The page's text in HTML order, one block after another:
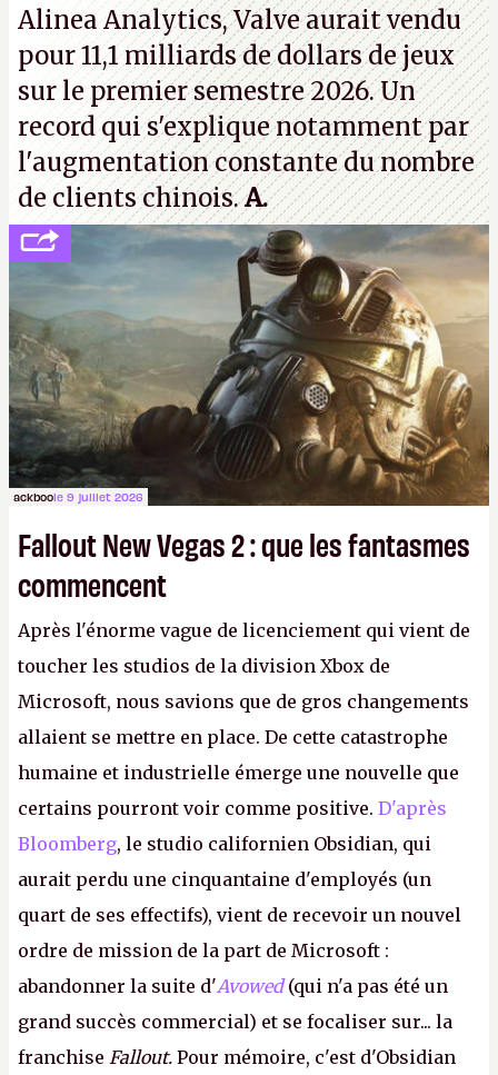
Alinea Analytics, Valve aurait vendu
pour 11,1 milliards de dollars de jeux
sur le premier semestre 2026. Un
record qui s'explique notamment par
l'augmentation constante du nombre
de clients chinois.A.
ackboole 9 juillet 2026
Fallout New Vegas 2 : que les fantasmes
commencent
Après l'énorme vague de licenciement qui vient de
toucher les studios de la division Xbox de
Microsoft, nous savions que de gros changements
allaient se mettre en place. De cette catastrophe
humaine et industrielle émerge une nouvelle que
certains pourront voir comme positive. D'après
Bloomberg, le studio californien Obsidian, qui
aurait perdu une cinquantaine d'employés (un
quart de ses effectifs), vient de recevoir un nouvel
ordre de mission de la part de Microsoft :
abandonner la suite d'Avowed(qui n'a pas été un
grand succès commercial) et se focaliser sur... la
franchise Fallout. Pour mémoire, c'est d'Obsidian